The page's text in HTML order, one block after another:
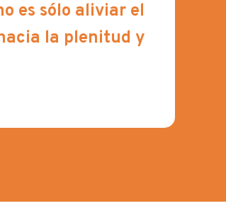
es sólo aliviar el
la plenitud y